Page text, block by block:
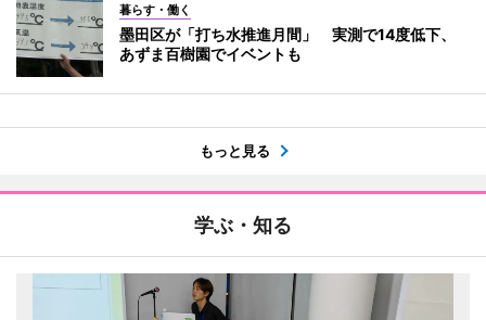
暮らす・働く
墨田区が「打ち水推進月間」 実測で14度低下、
あずま百樹園でイベントも
もっと見る
学ぶ・知る